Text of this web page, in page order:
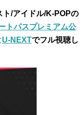
ト/アイドル/K-POPの
トパスプレミアム公
U-NEXTでフル視聴し